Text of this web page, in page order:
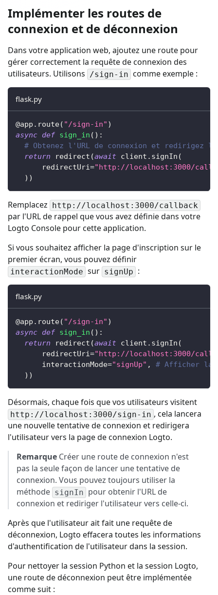
Implémenter les routes de
connexion et de déconnexion
Dans votre application web, ajoutez une route pour
gérer correctement la requête de connexion des
utilisateurs. Utilisons
/sign-in comme exemple :
flask.py
@app . route( "/sign-in" )
async def sign_in ( ) :
# Obtenez l'URL de connexion et
return redirect (await client . signIn (
      redirectUri
="http://localhost:3000/
) )
Remplacez http://localhost:3000/callback
par l'URL de rappel que vous avez définie dans votre
Logto Console pour cette application.
Si vous souhaitez afficher la page d'inscription sur le
premier écran, vous pouvez définir
interactionMode sur signUp :
flask.py
@app . route( "/sign-in" )
async def sign_in ( ) :
return redirect (await client . signIn (
      redirectUri
="http://localhost:3000/
      interactionMode
="signUp" ,
# Afficher la
) )
Désormais, chaque fois que vos utilisateurs visitent
http://localhost:3000/sign-in , cela lancera
une nouvelle tentative de connexion et redirigera
l'utilisateur vers la page de connexion Logto.
Remarque Créer une route de connexion n'est
pas la seule façon de lancer une tentative de
connexion. Vous pouvez toujours utiliser la
méthode signIn pour obtenir l'URL de
connexion et rediriger l'utilisateur vers celle-ci.
Après que l'utilisateur ait fait une requête de
déconnexion, Logto effacera toutes les informations
d'authentification de l'utilisateur dans la session.
Pour nettoyer la session Python et la session Logto,
une route de déconnexion peut être implémentée
comme suit :